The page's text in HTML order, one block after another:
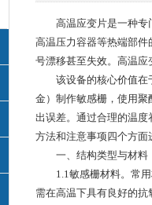
高温应变片是一种专门
高温压力容器等热端部
号漂移甚至失效。高温
该设备的核心价值在于
金）制作敏感栅，使用
出误差。通过合理的温
方法和注意事项四个方面
一、结构类型与材料
1.1敏感栅材料。常用
需在高温下具有良好的